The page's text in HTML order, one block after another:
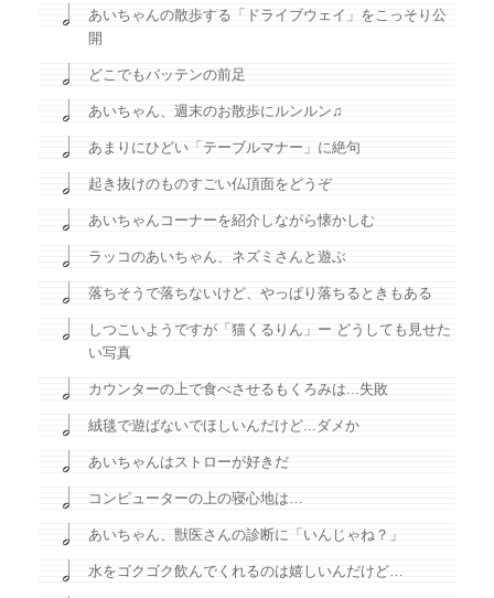
あいちゃんの散歩する「ドライブウェイ」をこっそり公
開
どこでもバッテンの前足
あいちゃん、週末のお散歩にルンルン♫
あまりにひどい「テーブルマナー」に絶句
起き抜けのものすごい仏頂面をどうぞ
あいちゃんコーナーを紹介しながら懐かしむ
ラッコのあいちゃん、ネズミさんと遊ぶ
落ちそうで落ちないけど、やっぱり落ちるときもある
しつこいようですが「猫くるりん」ー どうしても見せた
い写真
カウンターの上で食べさせるもくろみは...失敗
絨毯で遊ばないでほしいんだけど...ダメか
あいちゃんはストローが好きだ
コンピューターの上の寝心地は…
あいちゃん、獣医さんの診断に「いんじゃね？」
水をゴクゴク飲んでくれるのは嬉しいんだけど…